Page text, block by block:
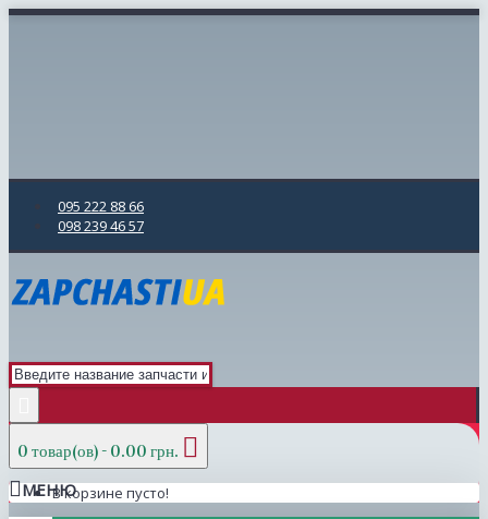
095 222 88 66
098 239 46 57
0 товар(ов) - 0.00 грн.
В корзине пусто!
МЕНЮ